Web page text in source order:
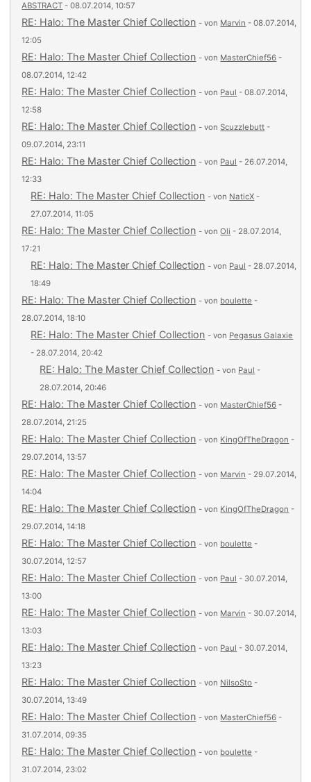
ABSTRACT - 08.07.2014, 10:57
RE: Halo: The Master Chief Collection - von Marvin - 08.07.2014,
12:05
RE: Halo: The Master Chief Collection - von MasterChief56 -
08.07.2014, 12:42
RE: Halo: The Master Chief Collection - von Paul - 08.07.2014,
12:58
RE: Halo: The Master Chief Collection - vonScuzzlebutt -
09.07.2014, 23:11
RE: Halo: The Master Chief Collection - von Paul - 26.07.2014,
12:33
RE: Halo: The Master Chief Collection - von NaticX -
27.07.2014, 11:05
RE: Halo: The Master Chief Collection - vonOli - 28.07.2014,
17:21
RE: Halo: The Master Chief Collection - von Paul - 28.07.2014,
18:49
RE: Halo: The Master Chief Collection - von boulette -
28.07.2014, 18:10
RE: Halo: The Master Chief Collection - von Pegasus Galaxie
- 28.07.2014, 20:42
RE: Halo: The Master Chief Collection - von Paul -
28.07.2014, 20:46
RE: Halo: The Master Chief Collection - von MasterChief56 -
28.07.2014, 21:25
RE: Halo: The Master Chief Collection - von KingOfTheDragon -
29.07.2014, 13:57
RE: Halo: The Master Chief Collection - von Marvin - 29.07.2014,
14:04
RE: Halo: The Master Chief Collection - von KingOfTheDragon -
29.07.2014, 14:18
RE: Halo: The Master Chief Collection - von boulette -
30.07.2014, 12:57
RE: Halo: The Master Chief Collection - von Paul - 30.07.2014,
13:00
RE: Halo: The Master Chief Collection - von Marvin - 30.07.2014,
13:03
RE: Halo: The Master Chief Collection - von Paul - 30.07.2014,
13:23
RE: Halo: The Master Chief Collection - von NilsoSto -
30.07.2014, 13:49
RE: Halo: The Master Chief Collection - von MasterChief56 -
31.07.2014, 09:35
RE: Halo: The Master Chief Collection - von boulette -
31.07.2014, 23:02